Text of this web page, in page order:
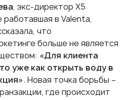
, экс-директор X5
в Valenta,
что
больше не является
«Для клиента
уже как открыть воду в
. Новая точка борьбы –
где происходит